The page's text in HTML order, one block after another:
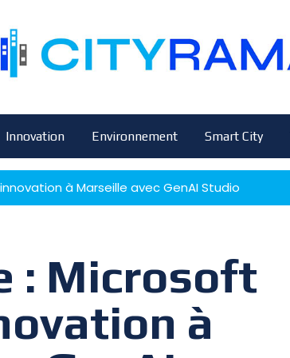
Innovation Environnement Smart City
à Marseille avec GenAI Studio
: Microsoft
à